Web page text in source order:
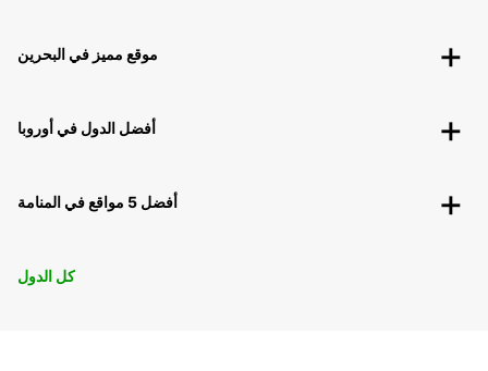
موقع مميز في البحرين
أفضل الدول في أوروبا
أفضل 5 مواقع في المنامة
كل الدول